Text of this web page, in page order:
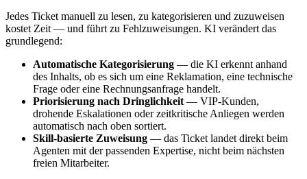
Jedes Ticket manuell zu lesen, zu kategorisieren und zuzuweisen
kostet Zeit — und führt zu Fehlzuweisungen. KI verändert das
grundlegend:
Automatische Kategorisierung — die KI erkennt anhand
des Inhalts, ob es sich um eine Reklamation, eine technische
Frage oder eine Rechnungsanfrage handelt.
Priorisierung nach Dringlichkeit — VIP-Kunden,
drohende Eskalationen oder zeitkritische Anliegen werden
automatisch nach oben sortiert.
Skill-basierte Zuweisung — das Ticket landet direkt beim
Agenten mit der passenden Expertise, nicht beim nächsten
freien Mitarbeiter.